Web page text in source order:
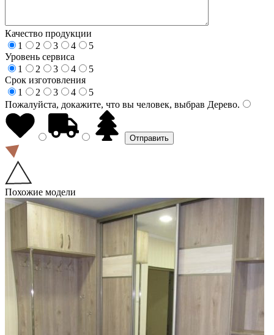
Качество продукции
1
2 3 4
5
Уровень сервиса
1
2 3 4
5
Срок изготовления
1
2 3 4
5
Пожалуйста, докажите, что вы человек, выбрав Дерево.
Похожие модели